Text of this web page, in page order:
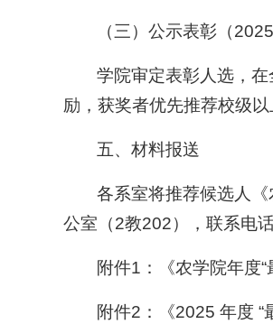
（三）公示表彰（
学院审定表彰人选，
励，获奖者优先推荐校级以
五、材料报送
各系室将推荐候选人
公室（2教202），联系电
附件1：《农学院年度
附件2：《2025 年度 “